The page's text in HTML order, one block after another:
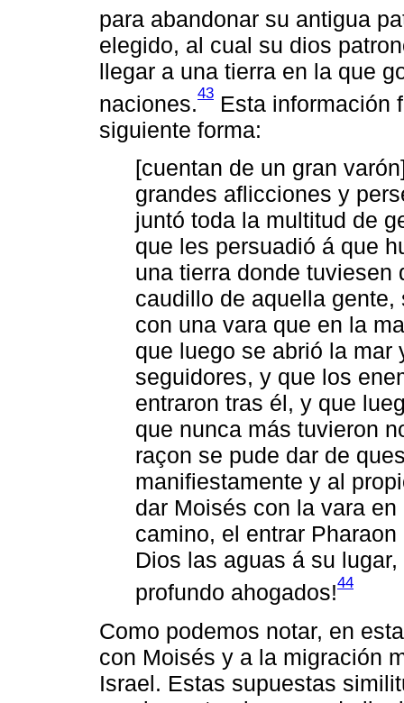
para abandonar su antigua
elegido, al cual su dios
llegar a una tierra en la que
naciones.43 Esta información
siguiente forma:
[cuentan de un gran
grandes aflicciones y
juntó toda la multitud de
que les persuadió á que
una tierra donde
caudillo de aquella
con una vara que en la
que luego se abrió la
seguidores, y que los
entraron tras él, y que
que nunca más tuvieron
raçon se pude dar de
manifiestamente y al
dar Moisés con la vara
camino, el entrar
Dios las aguas á su
profundo ahogados!44
Como podemos notar, en
con Moisés y a la migración
Israel. Estas supuestas